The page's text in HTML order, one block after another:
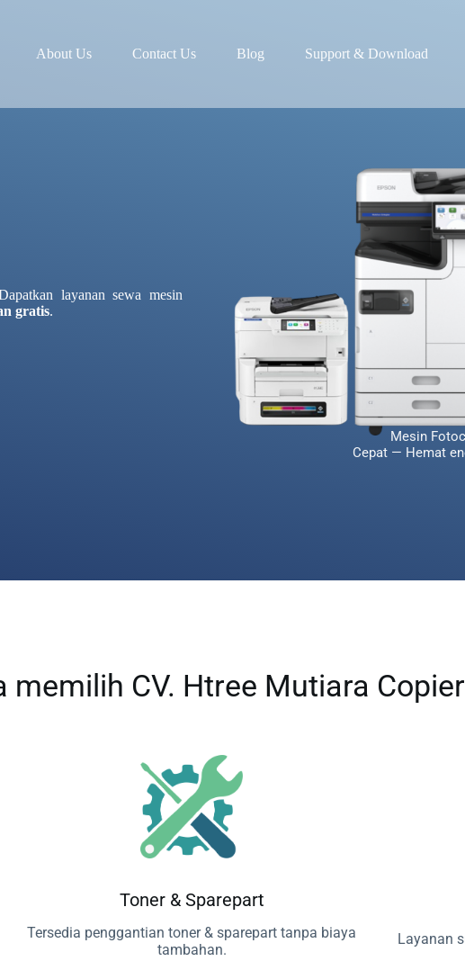
About Us Contact Us Blog Support & Download
layanan sewa mesin
gratis.
Mesin
Cepat — Hemat
memilih CV. Htree Mutiara
Toner & Sparepart
Tersedia penggantian toner & sparepart tanpa biaya
tambahan.
Layanan